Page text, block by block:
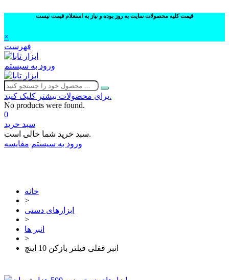
قیمت کلیه محصولات سایت به روز بوده و نیاز به استعلام قیمت نیست
×
فهرست
ورود به سیستم
برای محصولات بیشتر کلیک کنید.
No products were found.
0
سبد خرید
سبد خرید شما خالی است.
ورود به سیستم مقایسه
خانه
>
ابزارهای دستی
>
انبر ها
>
انبر قفلی فیلتر بازکن 10 اینچ